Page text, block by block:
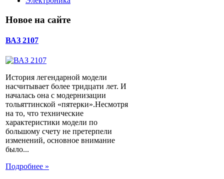
Новое на сайте
ВАЗ 2107
История легендарной модели
насчитывает более тридцати лет. И
началась она с модернизации
тольяттинской «пятерки».Несмотря
на то, что технические
характеристики модели по
большому счету не претерпели
изменений, основное внимание
было...
Подробнее »